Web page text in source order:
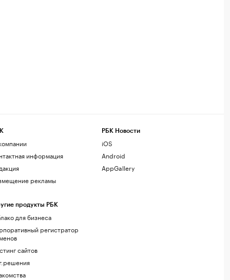
информация
рекламы
продукты РБК
для бизнеса
регистратор
сайтов
РБК Новости
iOS
Android
AppGallery